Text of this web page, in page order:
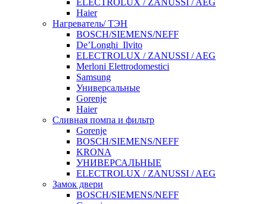
ELECTROLUX / ZANUSSI / AEG
Haier
Нагреватель/ ТЭН
BOSCH/SIEMENS/NEFF
De’Longhi_Ilvito
ELECTROLUX / ZANUSSI / AEG
Merloni Elettrodomestici
Samsung
Универсальные
Gorenje
Haier
Сливная помпа и фильтр
Gorenje
BOSCH/SIEMENS/NEFF
KRONA
УНИВЕРСАЛЬНЫЕ
ELECTROLUX / ZANUSSI / AEG
Замок двери
BOSCH/SIEMENS/NEFF